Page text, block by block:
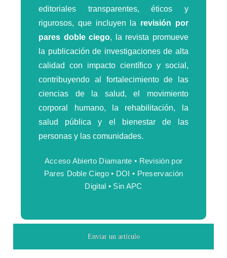
editoriales transparentes, éticos y
rigurosos, que incluyen la revisión por
pares doble ciego, la revista promueve
la publicación de investigaciones de alta
calidad con impacto científico y social,
contribuyendo al fortalecimiento de las
ciencias de la salud, el movimiento
corporal humano, la rehabilitación, la
salud pública y el bienestar de las
personas y las comunidades.
Acceso Abierto Diamante • Revisión por
Pares Doble Ciego • DOI • Preservación
Digital • Sin APC
Enviar un artículo